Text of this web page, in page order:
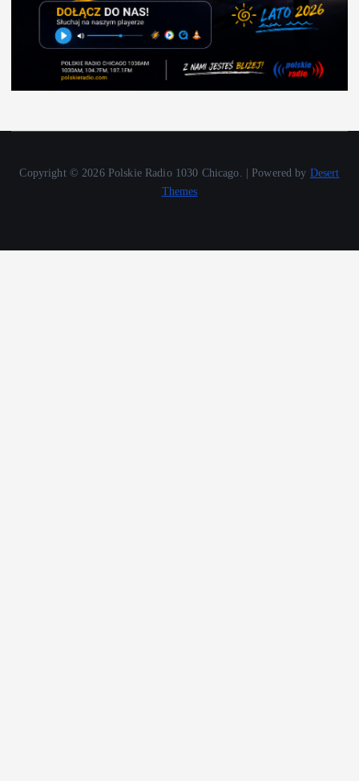
Copyright © 2026 Polskie Radio 1030 Chicago. | Powered by Desert
Themes